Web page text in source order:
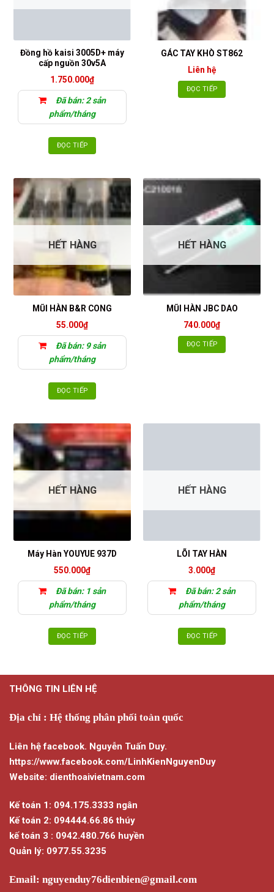
Đồng hồ kaisi 3005D+ máy
cấp nguồn 30v5A
1.750.000₫
Đã bán: 2 sản
phẩm/tháng
ĐỌC TIẾP
GÁC TAY KHÒ ST862
Liên hệ
ĐỌC TIẾP
HẾT HÀNG
MŨI HÀN B&R CONG
55.000₫
Đã bán: 9 sản
phẩm/tháng
ĐỌC TIẾP
HẾT HÀNG
MŨI HÀN JBC DAO
740.000₫
ĐỌC TIẾP
HẾT HÀNG
Máy Hàn YOUYUE 937D
550.000₫
Đã bán: 1 sản
phẩm/tháng
ĐỌC TIẾP
HẾT HÀNG
LÕI TAY HÀN
3.000₫
Đã bán: 2 sản
phẩm/tháng
ĐỌC TIẾP
THÔNG TIN LIÊN HỆ
Địa chỉ : Hệ thống phân phối toàn quốc
Liên hệ facebook. Nguyễn Tuấn Duy.
https://www.facebook.com/LinhKienNguyenDuy
Website: dienthoaivietnam.com
Kế toán 1: 094.175.3333 ngân
Kế toán 2: 094444.66.86 thúy
kế toán 3 : 0942.480.766 huyền
Quản lý: 0977.55.3235
Email: nguyenduy76dienbien@gmail.com